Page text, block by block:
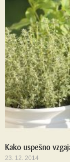
Kako uspešno
23. 12. 2014